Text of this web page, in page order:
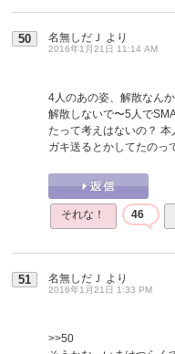
50 名無しだＪ より
2016年1月21日 11:14 AM
4人のあの姿、解散なん
解散しないで〜5人で
たって考えはないの？
ガキ送るとかしてたのっ
それな！ 46
51 名無しだＪ より
2016年1月21日 1:33 PM
>>50